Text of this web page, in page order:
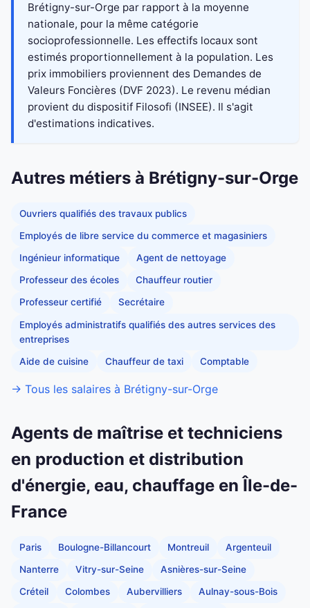
Brétigny-sur-Orge par rapport à la moyenne
nationale, pour la même catégorie
socioprofessionnelle. Les effectifs locaux sont
estimés proportionnellement à la population. Les
prix immobiliers proviennent des Demandes de
Valeurs Foncières (DVF 2023). Le revenu médian
provient du dispositif Filosofi (INSEE). Il s'agit
d'estimations indicatives.
Autres métiers à Brétigny-sur-Orge
Ouvriers qualifiés des travaux publics
Employés de libre service du commerce et magasiniers
Ingénieur informatique Agent de nettoyage
Professeur des écoles Chauffeur routier
Professeur certifié Secrétaire
Employés administratifs qualifiés des autres services des
entreprises
Aide de cuisine Chauffeur de taxi Comptable
→ Tous les salaires à Brétigny-sur-Orge
Agents de maîtrise et techniciens
en production et distribution
d'énergie, eau, chauffage en Île-de-
France
Paris Boulogne-Billancourt Montreuil Argenteuil
Nanterre Vitry-sur-Seine Asnières-sur-Seine
Créteil Colombes Aubervilliers Aulnay-sous-Bois